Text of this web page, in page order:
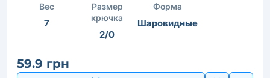
Вес
7
Размер
крючка
2/0
Форма
Шаровидные
59.9 грн